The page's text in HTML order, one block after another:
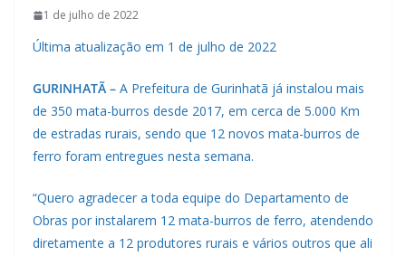
1 de julho de 2022
Última atualização em 1 de julho de 2022
GURINHATÃ – A Prefeitura de Gurinhatã já instalou mais
de 350 mata-burros desde 2017, em cerca de 5.000 Km
de estradas rurais, sendo que 12 novos mata-burros de
ferro foram entregues nesta semana.
“Quero agradecer a toda equipe do Departamento de
Obras por instalarem 12 mata-burros de ferro, atendendo
diretamente a 12 produtores rurais e vários outros que ali